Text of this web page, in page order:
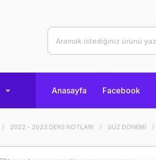
Anasayfa Facebook
2022 - 2023 DERS NOTLARI GÜZ DÖNEMİ